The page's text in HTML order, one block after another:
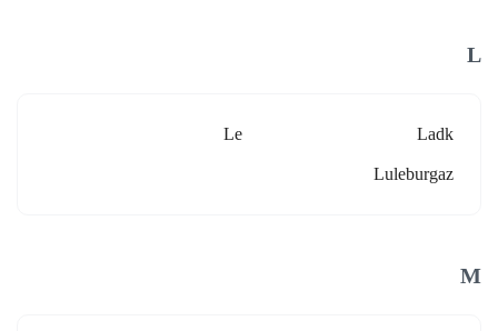
L
Ladk
Le
Luleburgaz
M